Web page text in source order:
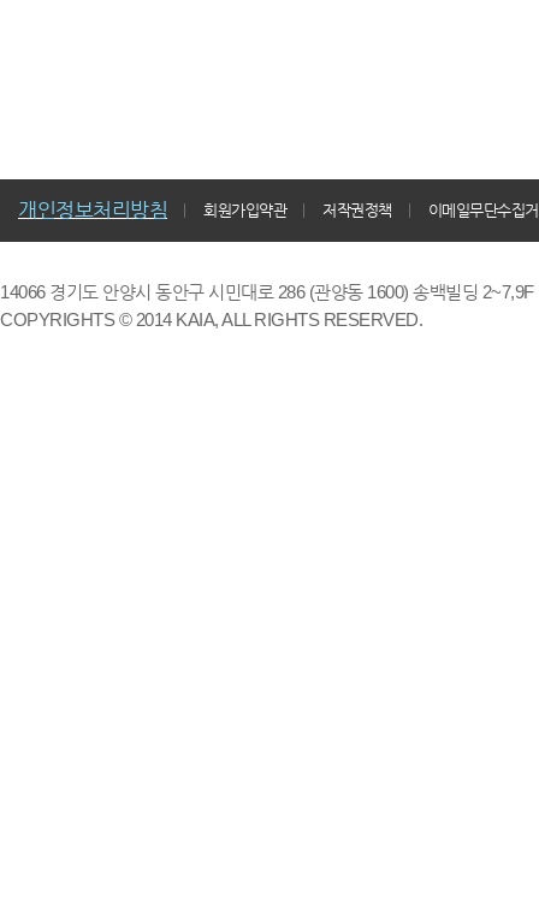
개인정보처리방침 회원가입약관 저작권정책 이메일무단수집
14066 경기도 안양시 동안구 시민대로 286 (관양동 1600) 송백빌딩
COPYRIGHTS © 2014 KAIA, ALL RIGHTS RESERVED.